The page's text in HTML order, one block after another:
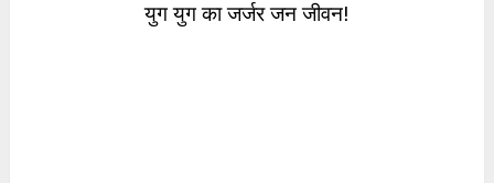
युग युग का जर्जर जन जीवन!